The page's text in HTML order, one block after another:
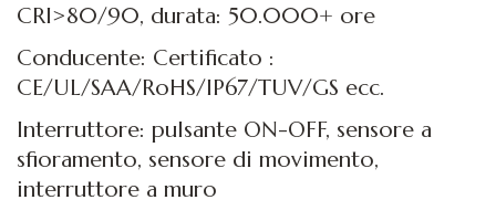
CRI>80/90, durata: 50.000+ ore
Conducente: Certificato :
CE/UL/SAA/RoHS/IP67/TUV/GS ecc.
Interruttore: pulsante ON-OFF, sensore a
sfioramento, sensore di movimento,
interruttore a muro